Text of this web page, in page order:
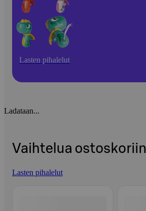
Lasten pihalelut
Ladataan...
Vaihtelua ostoskoriin
Lasten pihalelut